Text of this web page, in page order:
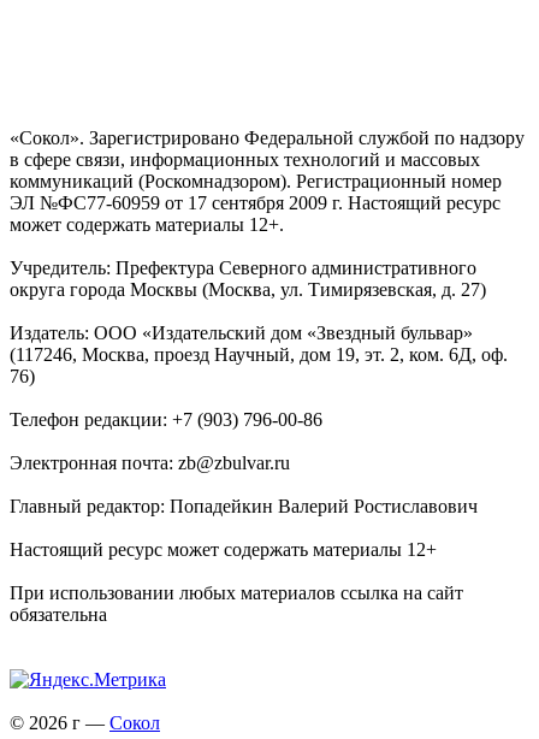
«Сокол». Зарегистрировано Федеральной службой по надзору
в сфере связи, информационных технологий и массовых
коммуникаций (Роскомнадзором). Регистрационный номер
ЭЛ №ФС77-60959 от 17 сентября 2009 г. Настоящий ресурс
может содержать материалы 12+.
Учредитель: Префектура Северного административного
округа города Москвы (Москва, ул. Тимирязевская, д. 27)
Издатель: ООО «Издательский дом «Звездный бульвар»
(117246, Москва, проезд Научный, дом 19, эт. 2, ком. 6Д, оф.
76)
Телефон редакции: +7 (903) 796-00-86
Электронная почта: zb@zbulvar.ru
Главный редактор: Попадейкин Валерий Ростиславович
Настоящий ресурс может содержать материалы 12+
При использовании любых материалов ссылка на сайт
обязательна
© 2026 г — Сокол